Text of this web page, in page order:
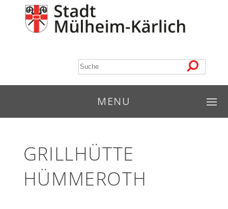
MENU
GRILLHÜTTE
HÜMMEROTH